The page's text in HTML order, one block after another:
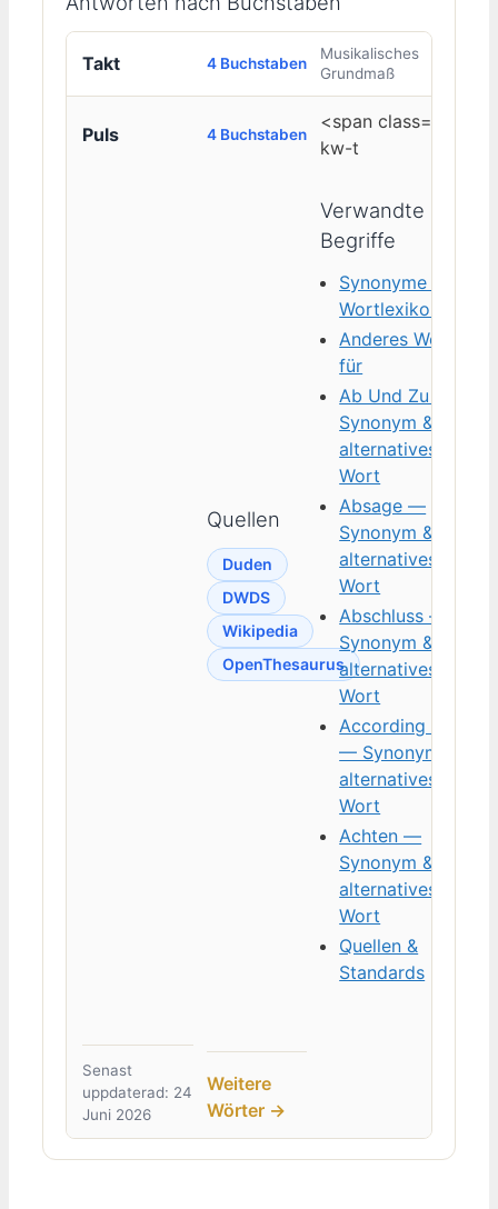
Takt 4 Buchstaben
Musikalisches
Grundmaß
Puls 4 Buchstaben
<span class="sru-
kw-t
Quellen
Duden
DWDS
Wikipedia
OpenThesaurus
Verwandte
Begriffe
Synonyme &
Wortlexikon
Anderes Wort
für
Ab Und Zu —
Synonym &
alternatives
Wort
Absage —
Synonym &
alternatives
Wort
Abschluss —
Synonym &
alternatives
Wort
According To
— Synonym &
alternatives
Wort
Achten —
Synonym &
alternatives
Wort
Quellen &
Standards
Senast
uppdaterad: 24
Juni 2026
Weitere
Wörter →